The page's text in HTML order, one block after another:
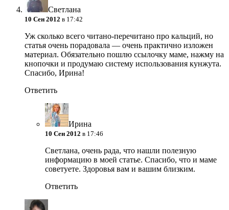
Светлана
10 Сен 2012 в 17:42
Уж сколько всего читано-перечитано про кальций, но
статья очень порадовала — очень практично изложен
материал. Обязательно пошлю ссылочку маме, нажму на
кнопочки и продумаю систему использования кунжута.
Спасибо, Ирина!
Ответить
Ирина
10 Сен 2012 в 17:46
Светлана, очень рада, что нашли полезную
информацию в моей статье. Спасибо, что и маме
советуете. Здоровья вам и вашим близким.
Ответить